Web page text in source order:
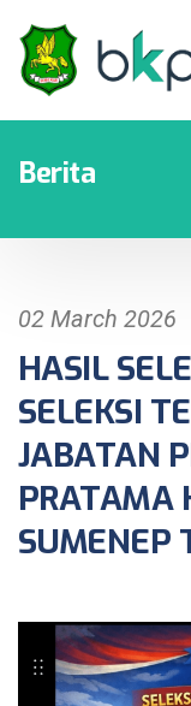
Berita
02 March 2026
HASIL
SELEKSI
JABATAN
PRATAMA
SUMENEP